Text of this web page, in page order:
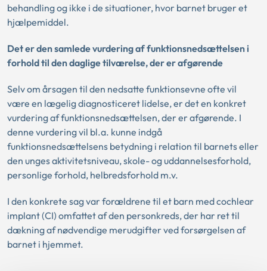
behandling og ikke i de situationer, hvor barnet bruger et
hjælpemiddel.
Det er den samlede vurdering af funktionsnedsættelsen i
forhold til den daglige tilværelse, der er afgørende
Selv om årsagen til den nedsatte funktionsevne ofte vil
være en lægelig diagnosticeret lidelse, er det en konkret
vurdering af funktionsnedsættelsen, der er afgørende. I
denne vurdering vil bl.a. kunne indgå
funktionsnedsættelsens betydning i relation til barnets eller
den unges aktivitetsniveau, skole- og uddannelsesforhold,
personlige forhold, helbredsforhold m.v.
I den konkrete sag var forældrene til et barn med cochlear
implant (CI) omfattet af den personkreds, der har ret til
dækning af nødvendige merudgifter ved forsørgelsen af
barnet i hjemmet.